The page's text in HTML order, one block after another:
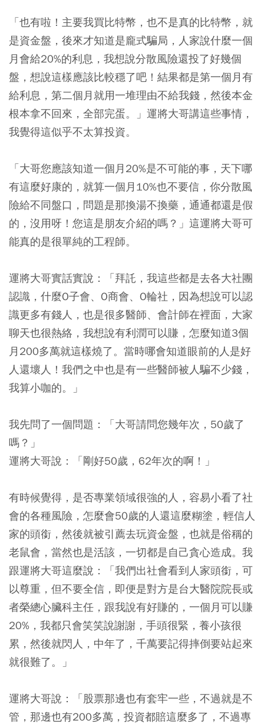
「也有啦！主要我買比特幣，也不是真的比特幣，就
是資金盤，後來才知道是龐式騙局，人家說什麼一個
月會給20%的利息，我想說分散風險還投了好幾個
盤，想說這樣應該比較穩了吧！結果都是第一個月有
給利息，第二個月就用一堆理由不給我錢，然後本金
根本拿不回來，全部完蛋。」運將大哥講這些事情，
我覺得這似乎不太算投資。
「大哥您應該知道一個月20%是不可能的事，天下哪
有這麼好康的，就算一個月10%也不要信，你分散風
險給不同盤口，問題是那換湯不換藥，通通都還是假
的，沒用呀！您這是朋友介紹的嗎？」這運將大哥可
能真的是很單純的工程師。
運將大哥實話實說：「拜託，我這些都是去各大社團
認識，什麼O子會、O商會、O輪社，因為想說可以認
識更多有錢人，也是很多醫師、會計師在裡面，大家
聊天也很熱絡，我想說有利潤可以賺，怎麼知道3個
月200多萬就這樣燒了。當時哪會知道眼前的人是好
人還壞人！我們之中也是有一些醫師被人騙不少錢，
我算小咖的。」
我先問了一個問題：「大哥請問您幾年次，50歲了
嗎？」
運將大哥說：「剛好50歲，62年次的啊！」
有時候覺得，是否專業領域很強的人，容易小看了社
會的各種風險，怎麼會50歲的人還這麼糊塗，輕信人
家的頭銜，然後就被引薦去玩資金盤，也就是俗稱的
老鼠會，當然也是活該，一切都是自己貪心造成。我
跟運將大哥這麼說：「我們出社會看到人家頭銜，可
以尊重，但不要全信，即便是對方是台大醫院院長或
者榮總心臟科主任，跟我說有好賺的，一個月可以賺
20%，我都只會笑笑說謝謝，手頭很緊，養小孩很
累，然後就閃人，中年了，千萬要記得摔倒要站起來
就很難了。」
運將大哥說：「股票那邊也有套牢一些，不過就是不
管，那邊也有200多萬，投資都賠這麼多了，不過專